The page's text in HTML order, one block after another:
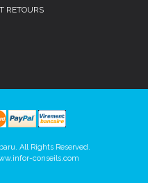
RETOURS
All Rights Reserved.
conseils.com